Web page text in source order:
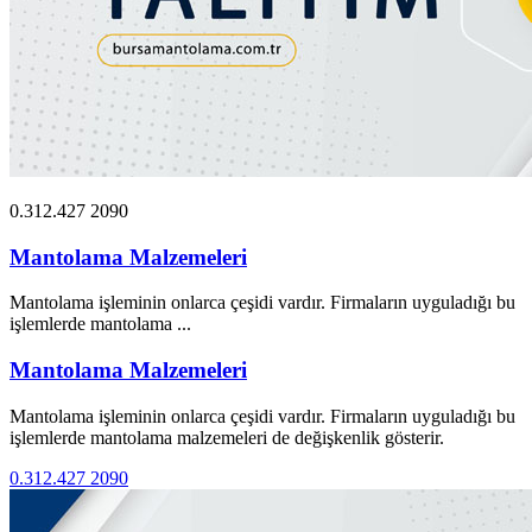
0.312.427 2090
Mantolama Malzemeleri
Mantolama işleminin onlarca çeşidi vardır. Firmaların uyguladığı bu
işlemlerde mantolama ...
Mantolama Malzemeleri
Mantolama işleminin onlarca çeşidi vardır. Firmaların uyguladığı bu
işlemlerde mantolama malzemeleri de değişkenlik gösterir.
0.312.427 2090